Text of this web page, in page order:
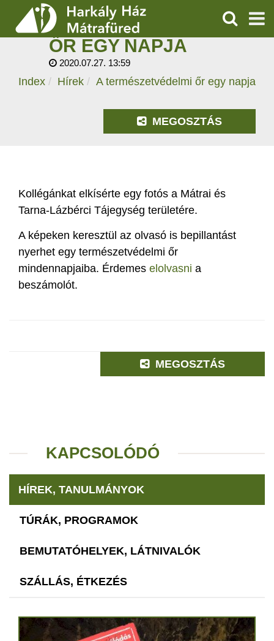
SZOLGÁLTATÁSOK
PROGRAMOK
KERESÉS
A
TERMÉSZETVÉDELMI
ŐR EGY NAPJA
2020.07.27. 13:59
Index Hírek A természetvédelmi őr egy napja
MEGOSZTÁS
Kollégánkat elkísérte egy fotós a Mátrai és
Tarna-Lázbérci Tájegység területére.
A képeken keresztül az olvasó is bepillantást
nyerhet egy természetvédelmi őr
mindennapjaiba. Érdemes elolvasni a
beszámolót.
MEGOSZTÁS
KAPCSOLÓDÓ
HÍREK, TANULMÁNYOK
TÚRÁK, PROGRAMOK
BEMUTATÓHELYEK, LÁTNIVALÓK
SZÁLLÁS, ÉTKEZÉS